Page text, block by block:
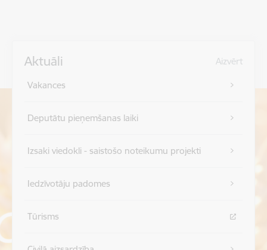
Aktuāli Aizvērt
Vakances
Deputātu pieņemšanas laiki
Izsaki viedokli - saistošo noteikumu projekti
Iedzīvotāju padomes
Tūrisms